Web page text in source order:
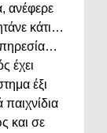
ανέφερε
κάτι…
έχει
έξι
και σε